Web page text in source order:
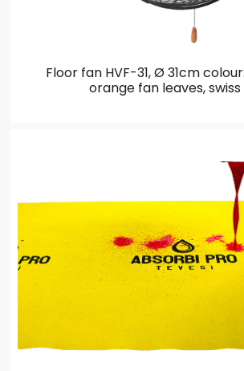
Floor fan HVF-31, Ø 31cm
orange fan leaves,